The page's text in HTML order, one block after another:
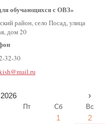
обучающихся с ОВЗ»
район, село Посад, улица
дом 20
32-30
›
Пт Сб Вс
1
2